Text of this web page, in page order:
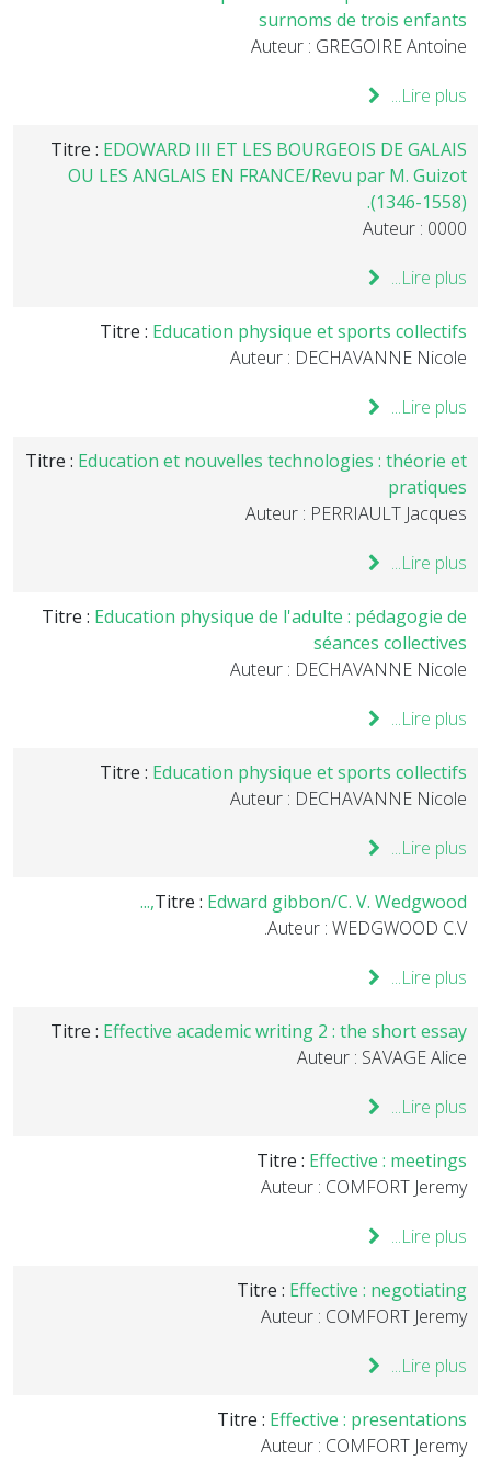
surnoms de trois enfants
Auteur : GREGOIRE Antoine
Lire plus...
Titre : EDOWARD III ET LES BOURGEOIS DE GALAIS
OU LES ANGLAIS EN FRANCE/Revu par M. Guizot
(1346-1558).
Auteur : 0000
Lire plus...
Titre : Education physique et sports collectifs
Auteur : DECHAVANNE Nicole
Lire plus...
Titre : Education et nouvelles technologies : théorie et
pratiques
Auteur : PERRIAULT Jacques
Lire plus...
Titre : Education physique de l'adulte : pédagogie de
séances collectives
Auteur : DECHAVANNE Nicole
Lire plus...
Titre : Education physique et sports collectifs
Auteur : DECHAVANNE Nicole
Lire plus...
Titre : Edward gibbon/C. V. Wedgwood,...
Auteur : WEDGWOOD C.V.
Lire plus...
Titre : Effective academic writing 2 : the short essay
Auteur : SAVAGE Alice
Lire plus...
Titre : Effective : meetings
Auteur : COMFORT Jeremy
Lire plus...
Titre : Effective : negotiating
Auteur : COMFORT Jeremy
Lire plus...
Titre : Effective : presentations
Auteur : COMFORT Jeremy